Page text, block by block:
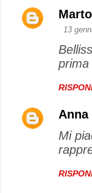
13
prima
Anna
Mi